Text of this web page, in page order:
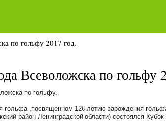
по гольфу 2017 год.
Всеволожска по гольфу
по гольфу.
гольфа ,посвященном 126-летию зарождения
район Ленинградской области) состоялся